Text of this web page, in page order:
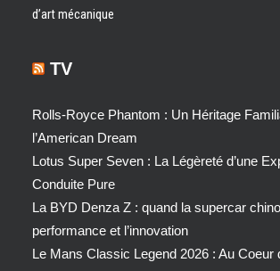
d’art mécanique
TV
Rolls-Royce Phantom : Un Héritage
l’American Dream
Lotus Super Seven : La Légèreté d’une
Conduite Pure
La BYD Denza Z : quand la supercar
performance et l’innovation
Le Mans Classic Legend 2026 : Au Coeur